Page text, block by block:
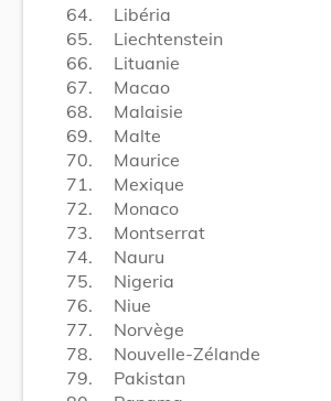
64.
Libéria
65.
Liechtenstein
66.
Lituanie
67.
Macao
68.
Malaisie
69.
Malte
70.
Maurice
71.
Mexique
72.
Monaco
73.
Montserrat
74.
Nauru
75.
Nigeria
76.
Niue
77.
Norvège
78.
Nouvelle-Zélande
79.
Pakistan